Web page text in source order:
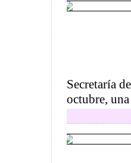
Secretaría
octubre,